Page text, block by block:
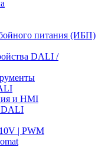
питания (ИБП)
DALI /
и HMI
DALI
| PWM